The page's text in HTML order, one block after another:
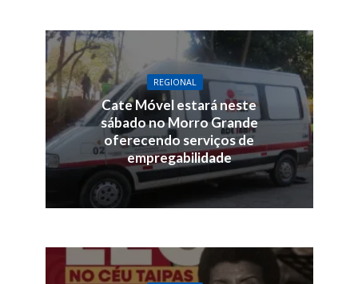
REGIONAL
Cate Móvel estará neste
sábado no Morro Grande
oferecendo serviços de
empregabilidade